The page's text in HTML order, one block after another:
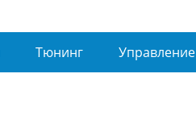
Тюнинг Управление